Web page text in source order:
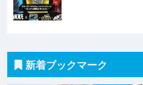
新着ブックマーク